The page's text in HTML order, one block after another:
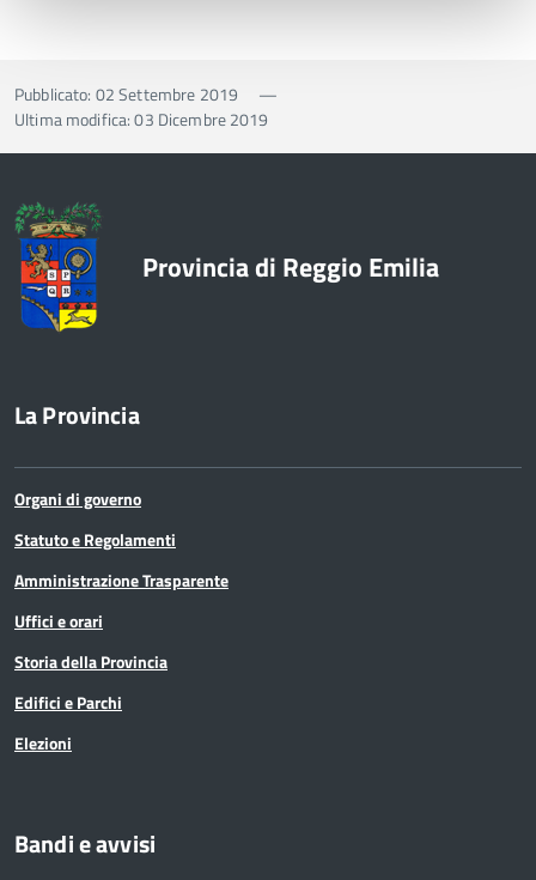
Pubblicato: 02 Settembre 2019
—
Ultima modifica: 03 Dicembre 2019
Provincia di Reggio Emilia
La Provincia
Organi di governo
Statuto e Regolamenti
Amministrazione Trasparente
Uffici e orari
Storia della Provincia
Edifici e Parchi
Elezioni
Bandi e avvisi